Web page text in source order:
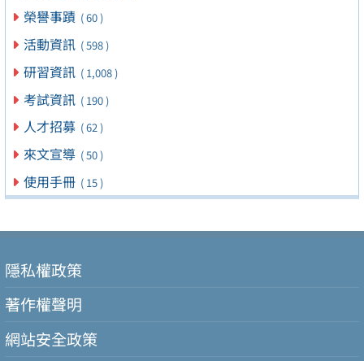
榮譽事蹟 ( 60 )
活動資訊 ( 598 )
研習資訊 ( 1,008 )
考試資訊 ( 190 )
人才招募 ( 62 )
來文宣導 ( 50 )
使用手冊 ( 15 )
隱私權政策
著作權聲明
網站安全政策